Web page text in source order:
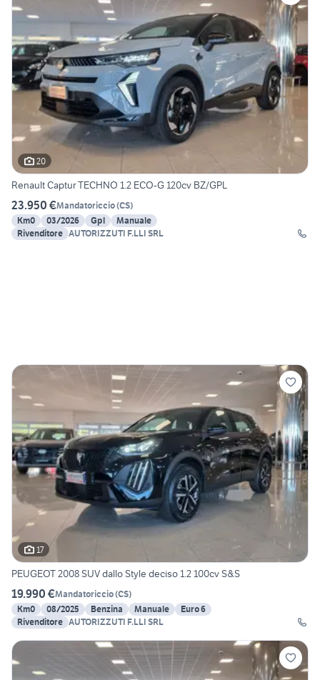
20
Renault Captur TECHNO 1.2 ECO-G 120cv BZ/GPL
23.950 €Mandatoriccio(CS)
Km0
03/2026 Gpl
Manuale
Rivenditore AUTORIZZUTI F.LLI SRL
17
PEUGEOT 2008 SUV dallo Style deciso 1.2 100cv S&S
19.990 €Mandatoriccio(CS)
Km0
08/2025 Benzina Manuale
Euro 6
Rivenditore AUTORIZZUTI F.LLI SRL